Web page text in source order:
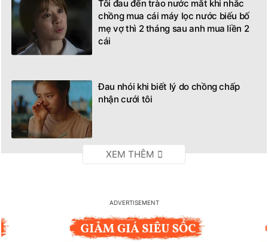
Tôi đau đến trào nước mắt khi nhắc
chồng mua cái máy lọc nước biếu bố
mẹ vợ thì 2 tháng sau anh mua liền 2
cái
Đau nhói khi biết lý do chồng chấp
nhận cưới tôi